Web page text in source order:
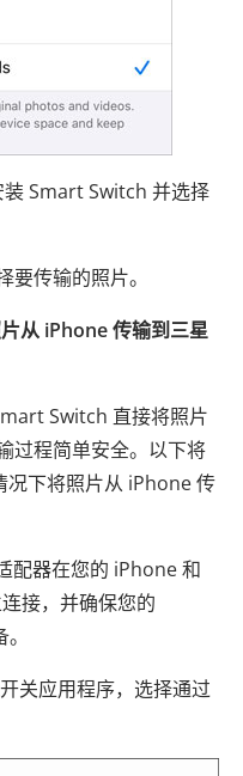
Smart Switch 并选择
传输的照片。
从 iPhone 传输到三星
Switch 直接将照片
过程简单安全。以下将
下将照片从 iPhone 传
配器在您的 iPhone 和
接，并确保您的
关应用程序，选择通过